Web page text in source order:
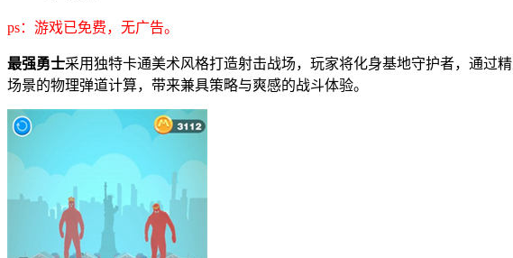
ps：游戏已免费，无广告。
最强勇士采用独特卡通美术风格打造射击战场，玩家将化身基地守护者，通过
场景的物理弹道计算，带来兼具策略与爽感的战斗体验。